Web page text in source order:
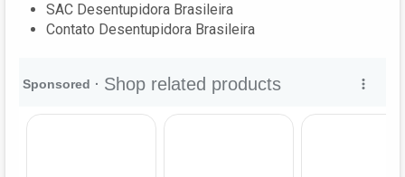
SAC Desentupidora Brasileira
Contato Desentupidora Brasileira